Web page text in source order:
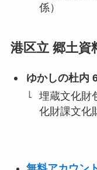
係）
港区立 郷土資
ゆかしの杜内
埋蔵文化財
化財課文化